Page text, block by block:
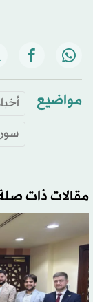
مواضيع
مقالات ذات